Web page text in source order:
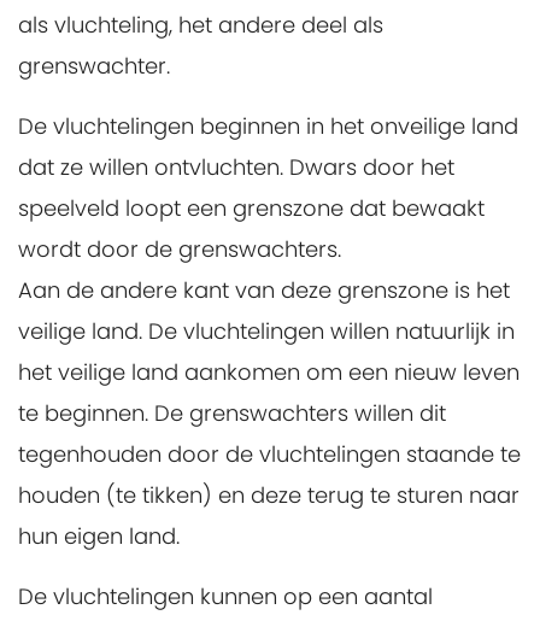
als vluchteling, het andere deel als
grenswachter.
De vluchtelingen beginnen in het onveilige land
dat ze willen ontvluchten. Dwars door het
speelveld loopt een grenszone dat bewaakt
wordt door de grenswachters.
Aan de andere kant van deze grenszone is het
veilige land. De vluchtelingen willen natuurlijk in
het veilige land aankomen om een nieuw leven
te beginnen. De grenswachters willen dit
tegenhouden door de vluchtelingen staande te
houden (te tikken) en deze terug te sturen naar
hun eigen land.
De vluchtelingen kunnen op een aantal